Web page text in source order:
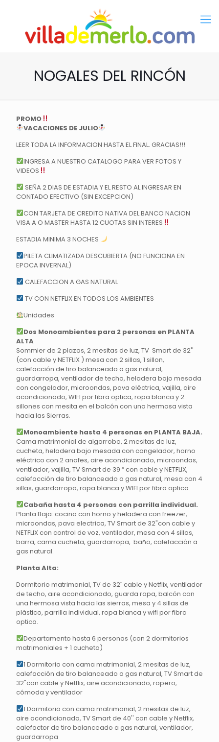
NOGALES DEL RINCÓN
PROMO
VACACIONES DE JULIO
LEER TODA LA INFORMACION HASTA EL FINAL. GRACIAS!!!
INGRESA A NUESTRO CATALOGO PARA VER FOTOS Y
VIDEOS
SEÑA 2 DIAS DE ESTADIA Y EL RESTO AL INGRESAR EN
CONTADO EFECTIVO (SIN EXCEPCION)
CON TARJETA DE CREDITO NATIVA DEL BANCO NACION
VISA A O MASTER HASTA 12 CUOTAS SIN INTERES
ESTADIA MINIMA 3 NOCHES
PILETA CLIMATIZADA DESCUBIERTA (NO FUNCIONA EN
EPOCA INVERNAL)
CALEFACCION A GAS NATURAL
TV CON NETFLIX EN TODOS LOS AMBIENTES
Unidades
Dos Monoambientes para 2 personas en PLANTA
ALTA
Sommier de 2 plazas, 2 mesitas de luz, TV Smart de 32''
(con cable y NETFLIX ) mesa con 2 sillas, 1 sillon,
calefacción de tiro balanceado a gas natural,
guardarropa, ventilador de techo, heladera bajo mesada
con congelador, microondas, pava eléctrica, vajilla, aire
acondicionado, WIFI por fibra optica, ropa blanca y 2
sillones con mesita en el balcón con una hermosa vista
hacia las Sierras.
Monoambiente hasta 4 personas en PLANTA BAJA.
Cama matrimonial de algarrobo, 2 mesitas de luz,
cucheta, heladera bajo mesada con congelador, horno
eléctrico con 2 anafes, aire acondicionado, microondas,
ventilador, vajilla, TV Smart de 39 “ con cable y NETFLIX,
calefacción de tiro balanceado a gas natural, mesa con 4
sillas, guardarropa, ropa blanca y WIFI por fibra optica.
Cabaña hasta 4 personas con parrilla individual.
Planta Baja: cocina con horno y heladera con freezer,
microondas, pava electrica, TV Smart de 32"con cable y
NETFLIX con control de voz, ventilador, mesa con 4 sillas,
barra, cama cucheta, guardarropa, baño, calefacción a
gas natural.
Planta Alta:
Dormitorio matrimonial, TV de 32¨ cable y Netflix, ventilador
de techo, aire acondicionado, guarda ropa, balcón con
una hermosa vista hacia las sierras, mesa y 4 sillas de
plástico, parrilla individual, ropa blanca y wifi por fibra
optica.
Departamento hasta 6 personas (con 2 dormitorios
matrimoniales + 1 cucheta)
1 Dormitorio con cama matrimonial, 2 mesitas de luz,
calefacción de tiro balanceado a gas natural, TV Smart de
32"con cable y Netflix, aire acondicionado, ropero,
cómoda y ventilador
1 Dormitorio con cama matrimonial, 2 mesitas de luz,
aire acondicionado, TV Smart de 40'' con cable y Netflix,
calefactor de tiro balanceado a gas natural, ventilador,
guardarropa